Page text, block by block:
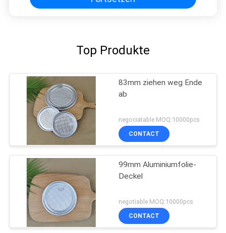
Top Produkte
83mm ziehen weg Ende
ab
negociatable MOQ:10000pcs
CONTACT
99mm Aluminiumfolie-
Deckel
negotiable MOQ:10000pcs
CONTACT